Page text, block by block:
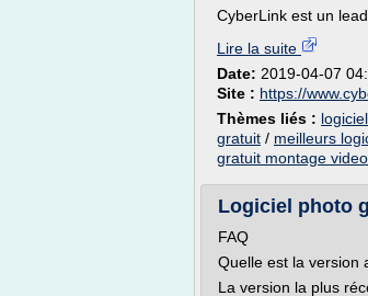
CyberLink est un
Lire la suite
Date: 2019-04-07
Site : https://
Thèmes liés :
gratuit / meilleurs
gratuit montage video
Logiciel photo
FAQ
Quelle est la version
La version la plus